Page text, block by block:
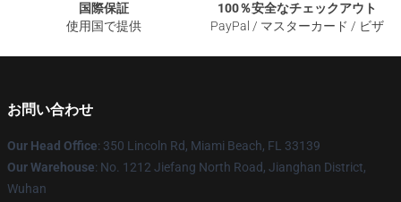
国際保証
使用国で提供
100％安全なチェックアウト
PayPal / マスターカード / ビザ
お問い合わせ
Our Head Office: 350 Lincoln Rd, Miami Beach, FL 33139
Our Warehouse: No. 1212 Jiefang North Road, Jianghan District,
Wuhan